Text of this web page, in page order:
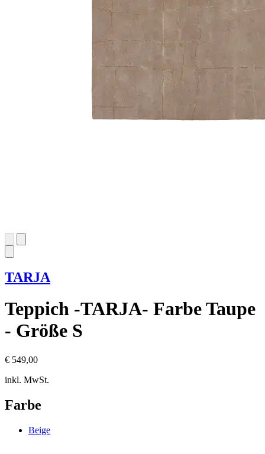
TARJA
Teppich -TARJA- Farbe Taupe
- Größe S
€ 549,00
inkl. MwSt.
Farbe
Beige